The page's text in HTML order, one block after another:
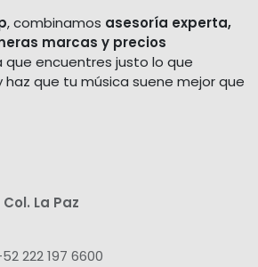
, combinamos asesoría experta,
marcas y precios
que encuentres justo lo que
haz que tu música suene mejor que
La Paz
222 197 6600